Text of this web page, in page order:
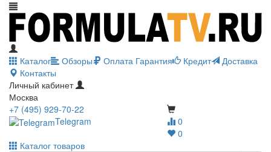
Каталог Обзоры Оплата Гарантия Кредит
Доставка
Контакты
Личный кабинет
Москва
0
0
+7 (495) 929-70-22
Telegram
Каталог товаров